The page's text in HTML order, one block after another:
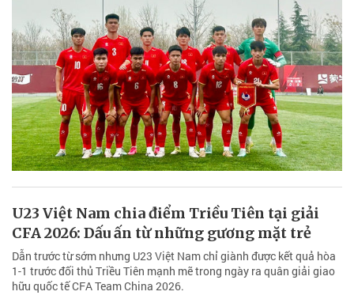
U23 Việt Nam chia điểm Triều Tiên tại giải
CFA 2026: Dấu ấn từ những gương mặt trẻ
Dẫn trước từ sớm nhưng U23 Việt Nam chỉ giành được kết quả hòa
1-1 trước đối thủ Triều Tiên mạnh mẽ trong ngày ra quân giải giao
hữu quốc tế CFA Team China 2026.